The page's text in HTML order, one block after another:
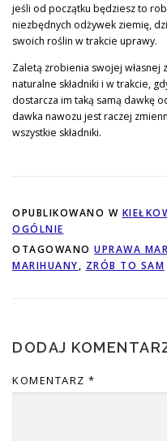
jeśli od początku będziesz to
niezbędnych odżywek ziemię,
swoich roślin w trakcie uprawy.
Zaletą zrobienia swojej własnej
naturalne składniki i w trakcie,
dostarcza im taką samą dawkę
dawka nawozu jest raczej
wszystkie składniki.
OPUBLIKOWANO W
OGÓLNIE
OTAGOWANO UPRAWA
MARIHUANY, ZRÓB TO SAM
DODAJ
KOMENTARZ *